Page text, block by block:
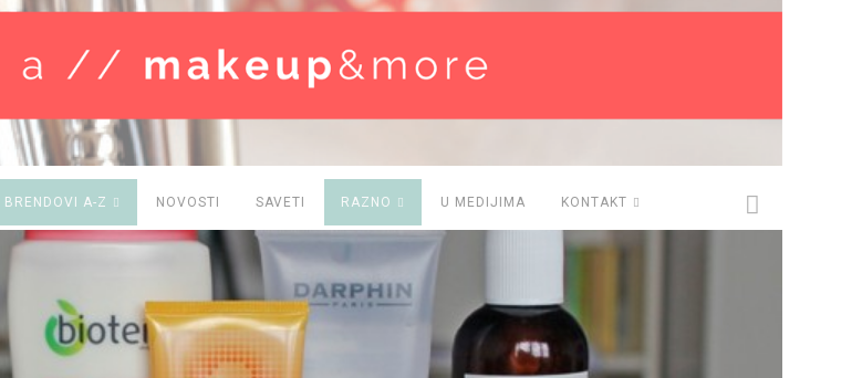
BRENDOVI A-Z NOVOSTI SAVETI RAZNO U MEDIJIMA KONTAKT